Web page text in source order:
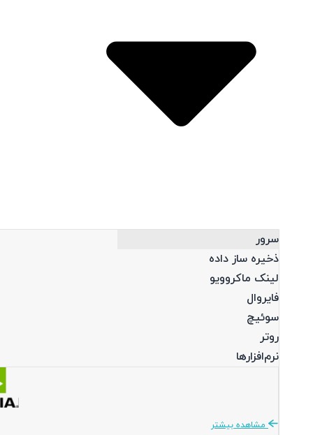
سرور
ذخیره ساز داده
لینک ماکروویو
فایروال
سوئیچ
روتر
نرم‌افزارها
مشاهده بیشتر